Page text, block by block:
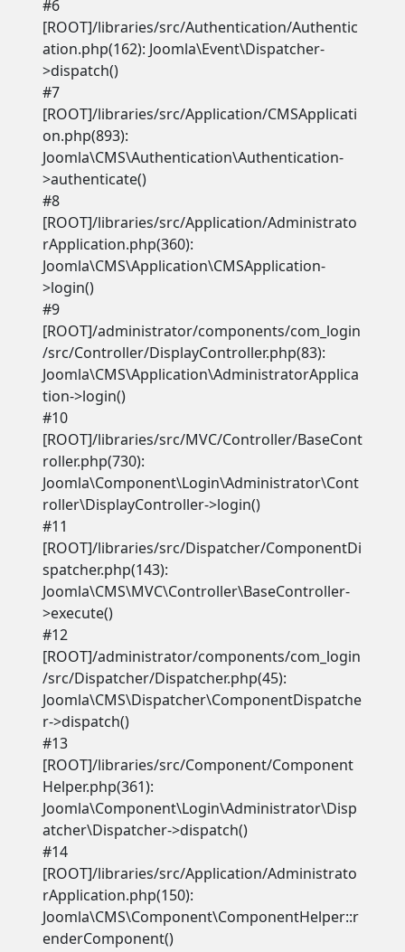
#6
[ROOT]/libraries/src/Authentication/Authentic
ation.php(162): Joomla\Event\Dispatcher-
>dispatch()
#7
[ROOT]/libraries/src/Application/CMSApplicati
on.php(893):
Joomla\CMS\Authentication\Authentication-
>authenticate()
#8
[ROOT]/libraries/src/Application/Administrato
rApplication.php(360):
Joomla\CMS\Application\CMSApplication-
>login()
#9
[ROOT]/administrator/components/com_login
/src/Controller/DisplayController.php(83):
Joomla\CMS\Application\AdministratorApplica
tion->login()
#10
[ROOT]/libraries/src/MVC/Controller/BaseCont
roller.php(730):
Joomla\Component\Login\Administrator\Cont
roller\DisplayController->login()
#11
[ROOT]/libraries/src/Dispatcher/ComponentDi
spatcher.php(143):
Joomla\CMS\MVC\Controller\BaseController-
>execute()
#12
[ROOT]/administrator/components/com_login
/src/Dispatcher/Dispatcher.php(45):
Joomla\CMS\Dispatcher\ComponentDispatche
r->dispatch()
#13
[ROOT]/libraries/src/Component/Component
Helper.php(361):
Joomla\Component\Login\Administrator\Disp
atcher\Dispatcher->dispatch()
#14
[ROOT]/libraries/src/Application/Administrato
rApplication.php(150):
Joomla\CMS\Component\ComponentHelper::r
enderComponent()